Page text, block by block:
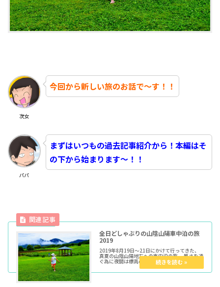
次女
今回から新しい旅のお話で～す！！
パパ
まずはいつもの過去記事紹介から！本編はそ
の下から始まります～！！
全日どしゃぶりの山陰山陽車中泊の旅
2019
2019年8月19日～21日にかけて行ってきた、
真夏の山陰山陽地方への車中泊の旅。 暑さを凌
ぐ為に夜間は標高の高い場所を宿泊地に選んだ
のですが… 連日のように土砂降りに見舞われ…
少し山中を移動すれば即座に出て来る通行止